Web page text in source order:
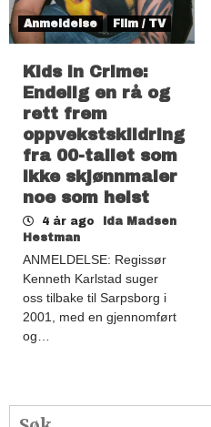
Anmeldelse Film / TV
Kids in Crime:
Endelig en rå og
rett frem
oppvekstskildring
fra 00-tallet som
ikke skjønnmaler
noe som helst
4 år ago
Ida Madsen
Hestman
ANMELDELSE: Regissør
Kenneth Karlstad suger
oss tilbake til Sarpsborg i
2001, med en gjennomført
og…
Søk